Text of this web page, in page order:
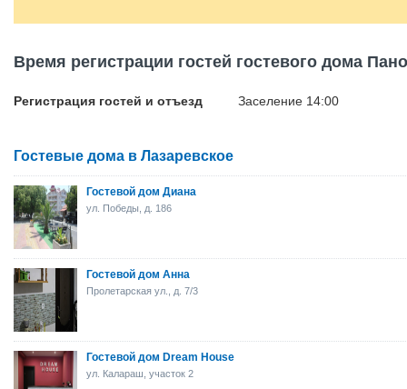
Время регистрации гостей гостевого дома
Регистрация гостей и отъезд Заселение 14:00
Гостевые дома в Лазаревское
Гостевой дом Диана
ул. Победы, д. 186
Гостевой дом Анна
Пролетарская ул., д. 7/3
Гостевой дом Dream House
ул. Калараш, участок 2